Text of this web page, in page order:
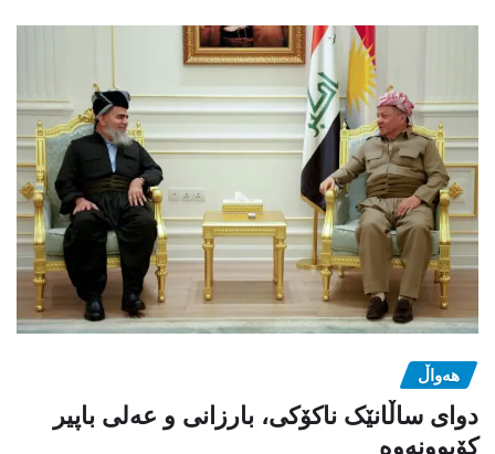
هەواڵ
دوای ساڵانێک ناکۆکی، بارزانی و عەلی باپیر
کۆبوونەوە